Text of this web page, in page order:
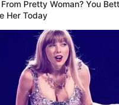
Pretty Woman? You
Her Today